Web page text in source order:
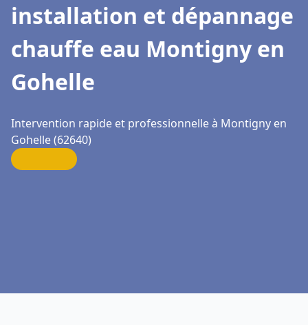
installation et dépannage
chauffe eau Montigny en
Gohelle
Intervention rapide et professionnelle à Montigny en
Gohelle (62640)